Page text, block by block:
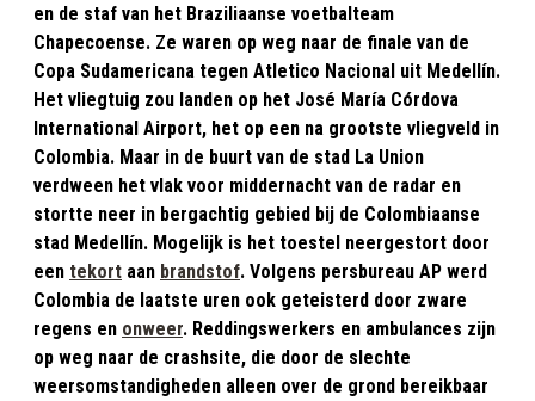
en de staf van het Braziliaanse voetbalteam
Chapecoense. Ze waren op weg naar de finale van de
Copa Sudamericana tegen Atletico Nacional uit Medellín.
Het vliegtuig zou landen op het José María Córdova
International Airport, het op een na grootste vliegveld in
Colombia. Maar in de buurt van de stad La Union
verdween het vlak voor middernacht van de radar en
stortte neer in bergachtig gebied bij de Colombiaanse
stad Medellín. Mogelijk is het toestel neergestort door
een tekort aan brandstof. Volgens persbureau AP werd
Colombia de laatste uren ook geteisterd door zware
regens en onweer. Reddingswerkers en ambulances zijn
op weg naar de crashsite, die door de slechte
weersomstandigheden alleen over de grond bereikbaar